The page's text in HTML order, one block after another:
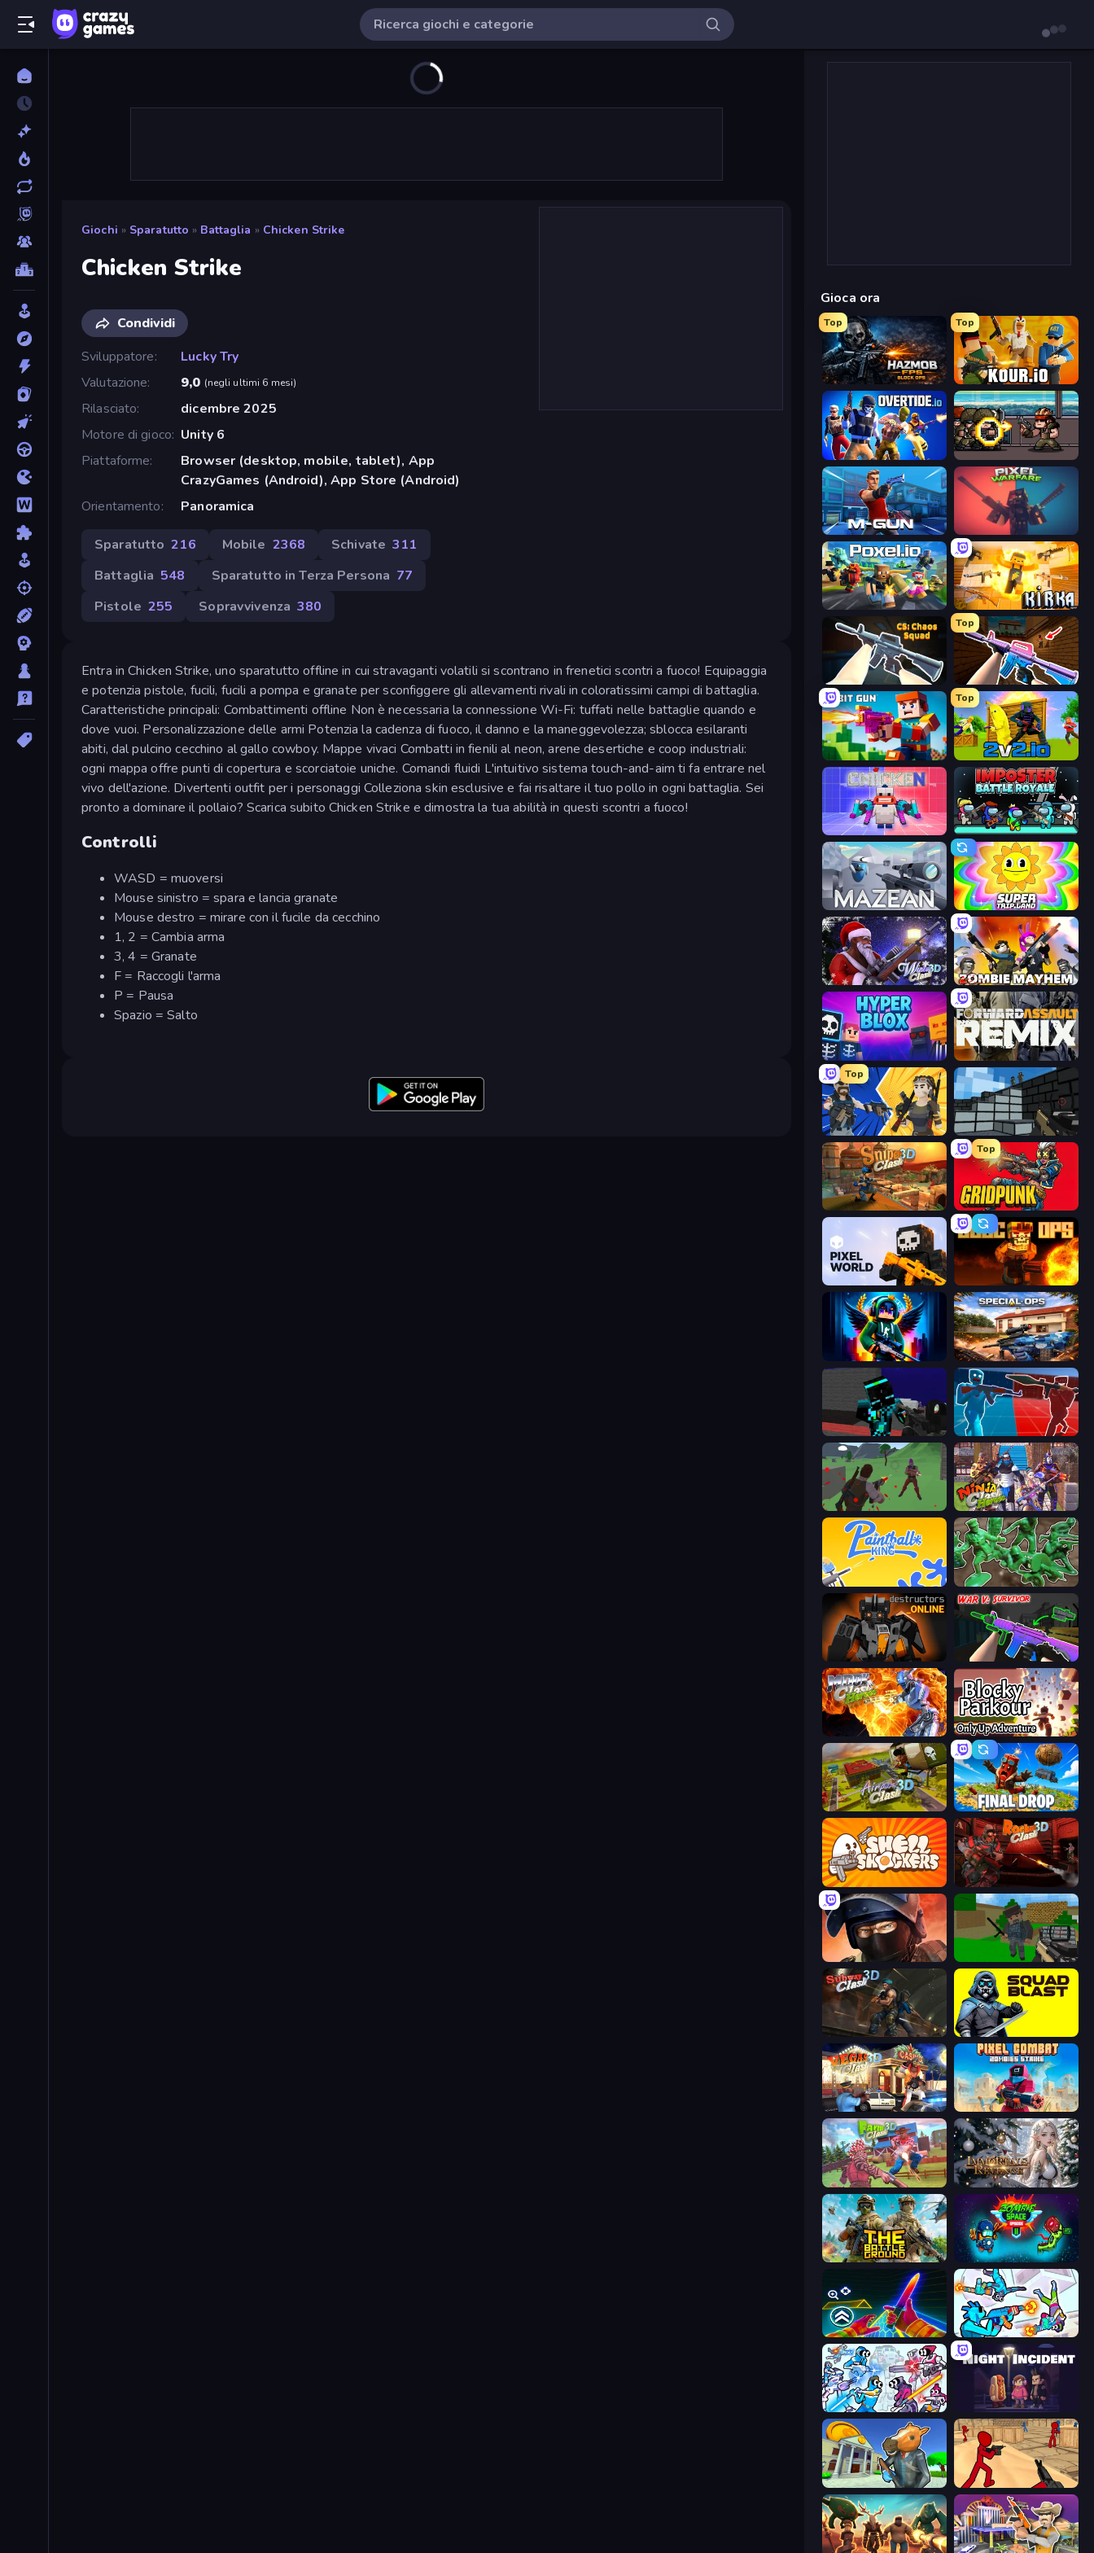
Giochi » Sparatutto » Battaglia » Chicken Strike
Chicken Strike
Condividi
Sviluppatore
Lucky Try
Valutazione
9,0 (negli ultimi 6 mesi)
Rilasciato
dicembre 2025
Motore di gioco Unity 6
Piattaforme
Browser (desktop, mobile, tablet), App
CrazyGames (Android), App Store (Android)
Orientamento
Panoramica
Sparatutto 216 Mobile 2368 Schivate 311
Battaglia 548 Sparatutto in Terza Persona 77
Pistole 255 Sopravvivenza 380
Entra in Chicken Strike, uno sparatutto offline in cui stravaganti volatili si scontrano in frenetici scontri a fuoco! Equipaggia
e potenzia pistole, fucili, fucili a pompa e granate per sconfiggere gli allevamenti rivali in coloratissimi campi di battaglia.
Caratteristiche principali: Combattimenti offline Non è necessaria la connessione Wi-Fi: tuffati nelle battaglie quando e
dove vuoi. Personalizzazione delle armi Potenzia la cadenza di fuoco, il danno e la maneggevolezza; sblocca esilaranti
abiti, dal pulcino cecchino al gallo cowboy. Mappe vivaci Combatti in fienili al neon, arene desertiche e coop industriali:
ogni mappa offre punti di copertura e scorciatoie uniche. Comandi fluidi L'intuitivo sistema touch-and-aim ti fa entrare nel
vivo dell'azione. Divertenti outfit per i personaggi Colleziona skin esclusive e fai risaltare il tuo pollo in ogni battaglia. Sei
pronto a dominare il pollaio? Scarica subito Chicken Strike e dimostra la tua abilità in questi scontri a fuoco!
Controlli
WASD = muoversi
Mouse sinistro = spara e lancia granate
Mouse destro = mirare con il fucile da cecchino
1, 2 = Cambia arma
3, 4 = Granate
F = Raccogli l'arma
P = Pausa
Spazio = Salto
Gioca ora
Top
Hazmob FPS: Online Shooter
Top
Kour.io
Overtide.io Metal Guns Fury
Muscle Gun.IO Pixel Warfare
Poxel.io Kirka.io
CS: Chaos Squad
Top
KS Z
Bit Gun.io
Top
2v2.io
Chicken CS Imposter Battle Royale
Mazean SuperTrip.Land
Winter Clash 3D Zombie Mayhem
Hyperblox Shooting Forward Assault Remix
Top
BuildNow GG Pixel Gun 3D
Sniper Clash 3D
Top
Pixel World BLOCOPS
Special Ops: GO
Pixel Wars of Hero Battle of the Soldiers: Red vs Blue
Battle Royale Survival Ninja Clash Heroes
Paintball King Soldiers - Capture and Control!
Destructors Online War V: Survivor
Moon Clash Heroes Blocky Parkour: Only Up Adventure
Airport Clash 3D Final Drop
Shell Shockers Rocket Clash 3D
Bullet Force Crazy Pixel Apocalypse
Subway Clash Remastered SquadBlast
Vegas Clash 3D Pixel Combat: Zombies Strike
Farm Clash 3D Immortals Revenge
The Battleground Zombie Space Episode 2
Surf GO Parkour Gravity Arena Shooter
Space Wars Battleground Night Incident
Bank Robbery 3 Stickman Counter Terror Strike